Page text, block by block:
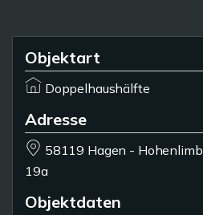
Objektart
Doppelhaushälfte
Adresse
58119 Hagen -
19a
Objektdaten